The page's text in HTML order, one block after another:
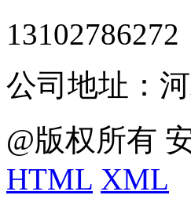
13102786272
公司地址：
@版权所有
HTML XML